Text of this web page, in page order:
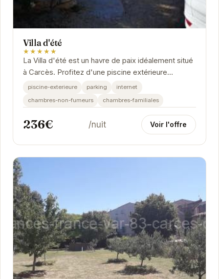
Villa d'été
★★★★★
La Villa d'été est un havre de paix idéalement situé
à Carcès. Profitez d'une piscine extérieure
rafraîchissante, d'un parking privé et...
piscine-exterieure parking
internet
chambres-non-fumeurs
chambres-familiales
236€ /nuit Voir l'offre